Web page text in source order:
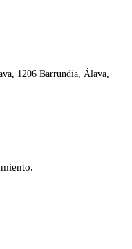
1206 Barrundia, Álava,